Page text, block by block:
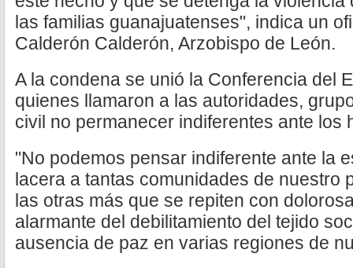
las familias guanajuatenses", indica un
Calderón Calderón, Arzobispo de León.
A la condena se unió la Conferencia del
quienes llamaron a las autoridades,
civil no permanecer indiferentes ante los
"No podemos pensar indiferente ante la
lacera a tantas comunidades de nuestro
las otras más que se repiten con
alarmante del debilitamiento del tejido
ausencia de paz en varias regiones de